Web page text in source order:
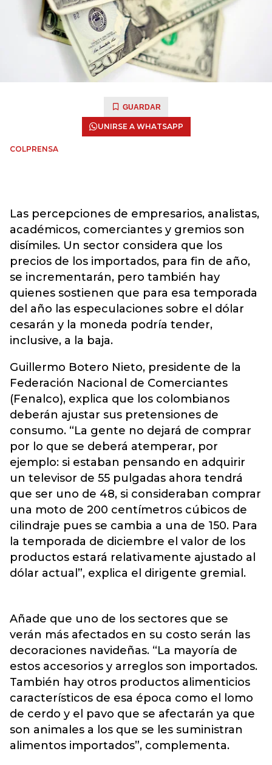
GUARDAR
UNIRSE A WHATSAPP
COLPRENSA
Las percepciones de empresarios, analistas,
académicos, comerciantes y gremios son
disímiles. Un sector considera que los
precios de los importados, para fin de año,
se incrementarán, pero también hay
quienes sostienen que para esa temporada
del año las especulaciones sobre el dólar
cesarán y la moneda podría tender,
inclusive, a la baja.
Guillermo Botero Nieto, presidente de la
Federación Nacional de Comerciantes
(Fenalco), explica que los colombianos
deberán ajustar sus pretensiones de
consumo. “La gente no dejará de comprar
por lo que se deberá atemperar, por
ejemplo: si estaban pensando en adquirir
un televisor de 55 pulgadas ahora tendrá
que ser uno de 48, si consideraban comprar
una moto de 200 centímetros cúbicos de
cilindraje pues se cambia a una de 150. Para
la temporada de diciembre el valor de los
productos estará relativamente ajustado al
dólar actual”, explica el dirigente gremial.
Añade que uno de los sectores que se
verán más afectados en su costo serán las
decoraciones navideñas. “La mayoría de
estos accesorios y arreglos son importados.
También hay otros productos alimenticios
característicos de esa época como el lomo
de cerdo y el pavo que se afectarán ya que
son animales a los que se les suministran
alimentos importados”, complementa.